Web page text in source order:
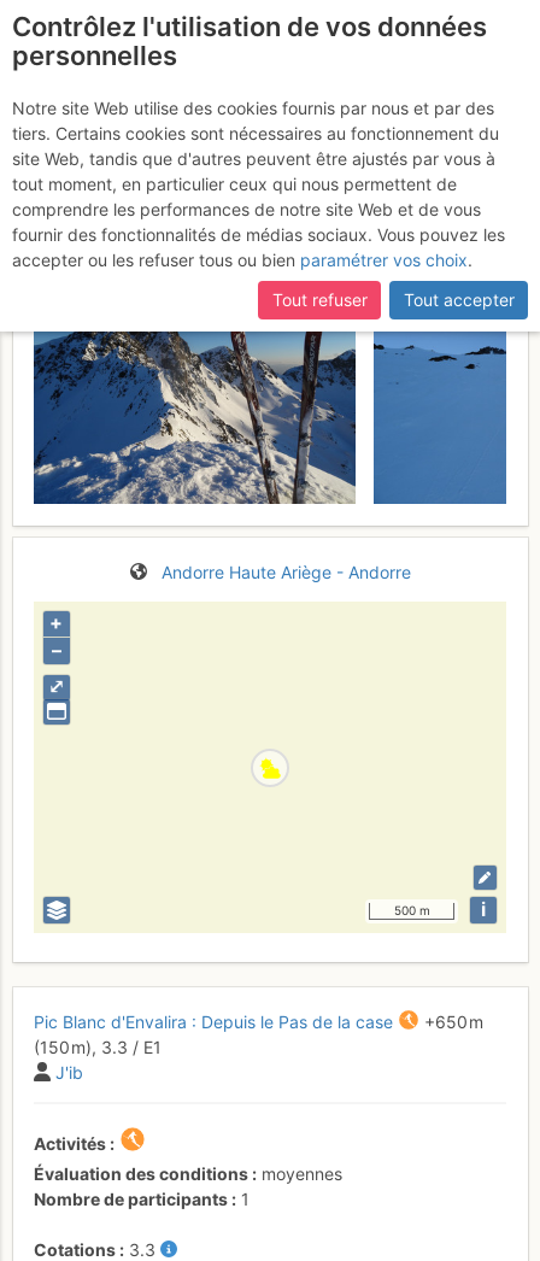
Pic Blanc d'Envalira :
Depuis le Pas de la case
Mercredi 15 mars 2017
Andorre Haute Ariège - Andorre
⤢
+
–
500 m i
Pic Blanc d'Envalira : Depuis le Pas de la case
+650 m
(150 m), 3.3 / E1
J'ib
Activités
Évaluation des conditions
moyennes
Nombre de participants
1
Cotations 3.3
Contrôlez l'utilisation de vos données
personnelles
Notre site Web utilise des cookies fournis par nous et par des
tiers. Certains cookies sont nécessaires au fonctionnement du
site Web, tandis que d'autres peuvent être ajustés par vous à
tout moment, en particulier ceux qui nous permettent de
comprendre les performances de notre site Web et de vous
fournir des fonctionnalités de médias sociaux. Vous pouvez les
accepter ou les refuser tous ou bien paramétrer vos choix.
Tout refuser
Tout accepter